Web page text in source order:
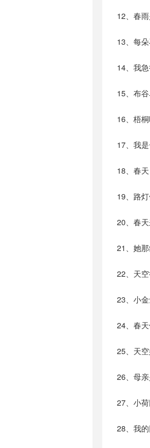
12、春
13、每
14、我
15、布
16、梧
17、我
18、春
19、路
20、春
21、她
22、天
23、小
24、春
25、天
26、母
27、小
28、我